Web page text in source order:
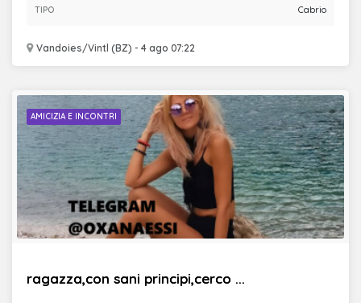
Vandoies/Vintl (BZ) - 4 ago 07:22
TIPO
Cabrio
AMICIZIA E INCONTRI
ragazza,con sani principi,cerco ...